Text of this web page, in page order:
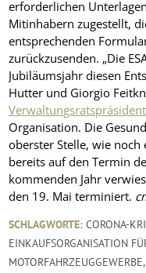
erforderlichen
Mitinhabern zugestellt,
entsprechenden
zurückzusenden. „Die
Jubiläumsjahr diesen
Hutter und Giorgio
Verwaltungsratspräsident
Organisation. Die
oberster Stelle, wie
bereits auf den Termin
kommenden Jahr
den 19. Mai terminiert.
SCHLAGWORTE: CORONA-
EINKAUFSORGANISATION
MOTORFAHRZEUGGEWERBE